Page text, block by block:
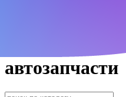
автозапчасти